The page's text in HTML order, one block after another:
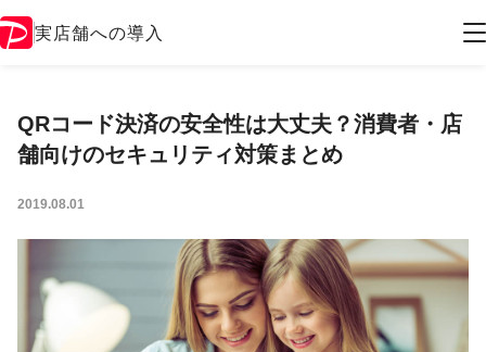
実店舗への導入
QRコード決済の安全性は大丈夫？消費者・店
舗向けのセキュリティ対策まとめ
2019.08.01